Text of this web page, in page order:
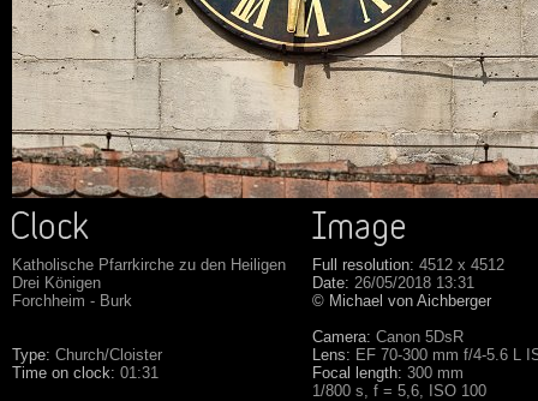
Katholische Pfarrkirche zu den Heiligen
Drei Königen
Forchheim - Burk
Type: Church/Cloister
Time on clock: 01:31
Full resolution: 4512 x 4512
Date: 26/05/2018 13:31
© Michael von Aichberger
Camera: Canon 5DsR
Lens: EF 70-300 mm f/4-5.6 L
Focal length: 300 mm
1/800 s, f = 5,6, ISO 100